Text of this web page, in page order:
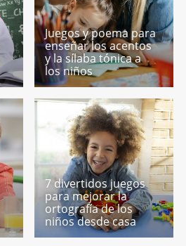
Juegos y poema para
enseñar los acentos
y la sílaba tónica a
los niños
7 divertidos juegos
para mejorar la
ortografía de los
niños desde casa